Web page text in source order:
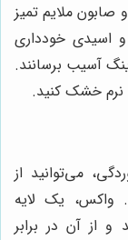
ملایم تمیز
و اسیدی خودداری
آسیب برسانند.
نرم خشک کنید.
می‌توانید از
واکس، یک لایه
از آن در برابر